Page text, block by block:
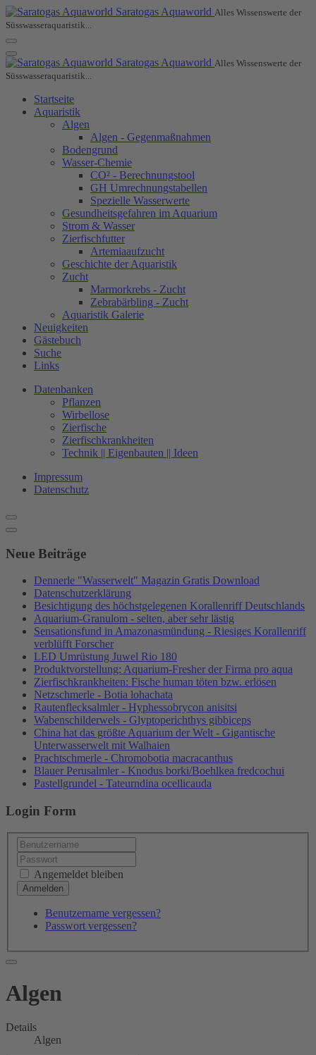
Saratogas Aquaworld Alles Wissenswerte der
Süsswasseraquaristik...
Saratogas Aquaworld Alles Wissenswerte der
Süsswasseraquaristik...
Startseite
Aquaristik
Algen
Algen - Gegenmaßnahmen
Bodengrund
Wasser-Chemie
CO² - Berechnungstool
GH Umrechnungstabellen
Spezielle Wasserwerte
Gesundheitsgefahren im Aquarium
Strom & Wasser
Zierfischfutter
Artemiaaufzucht
Geschichte der Aquaristik
Zucht
Marmorkrebs - Zucht
Zebrabärbling - Zucht
Aquaristik Galerie
Neuigkeiten
Gästebuch
Suche
Links
Datenbanken
Pflanzen
Wirbellose
Zierfische
Zierfischkrankheiten
Technik || Eigenbauten || Ideen
Impressum
Datenschutz
Neue Beiträge
Dennerle "Wasserwelt" Magazin Gratis Download
Datenschutzerklärung
Besichtigung des höchstgelegenen Korallenriff Deutschlands
Aquarium-Granulom - selten, aber sehr lästig
Sensationsfund in Amazonasmündung - Riesiges Korallenriff
verblüfft Forscher
LED Umrüstung Juwel Rio 180
Produktvorstellung: Aquarium-Fresher der Firma pro aqua
Zierfischkrankheiten: Fische human töten bzw. erlösen
Netzschmerle - Botia lohachata
Rautenflecksalmler - Hyphessobrycon anisitsi
Wabenschilderwels - Glyptoperichthys gibbiceps
China hat das größte Aquarium der Welt - Gigantische
Unterwasserwelt mit Walhaien
Prachtschmerle - Chromobotia macracanthus
Blauer Perusalmler - Knodus borki/Boehlkea fredcochui
Pastellgrundel - Tateurndina ocellicauda
Login Form
Angemeldet bleiben
Benutzername vergessen?
Passwort vergessen?
Algen
Details
Algen